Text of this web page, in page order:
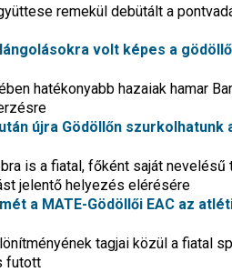
remekül debütált a
volt képes a
hatékonyabb hazaiak hamar
újra Gödöllőn szurkolhatunk
is a fiatal, főként saját
jelentő helyezés elérésére
a MATE-Gödöllői EAC az
tagjai közül a fiatal
futott